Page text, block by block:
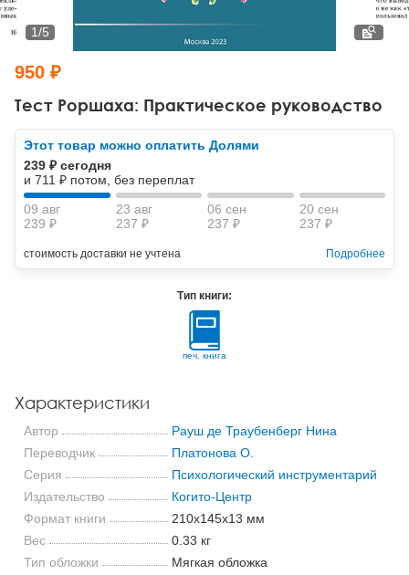
Тревожные расстройства, панические атаки
Психодрама
Другие направления психотерапии
Классический, эриксоновский гипноз и НЛП
НЛП
Психология труда и эргономика
Социальная психология
Социальная и организационная психология
Классический и юнгианский психоанализ
Тест Роршаха: Практическое руководство
1/5
950 ₽
Этот товар можно оплатить Долями
239 ₽ сегодня
и 711 ₽ потом, без переплат
09 авг
239 ₽
23 авг
237 ₽
06 сен
237 ₽
20 сен
237 ₽
стоимость доставки не учтена Подробнее
Тип книги:
печ. книга
Характеристики
Автор
Рауш де Траубенберг Нина
Переводчик
Платонова О.
Серия
Психологический инструментарий
Издательство
Когито-Центр
Формат книги
210x145x13 мм
Вес
0.33 кг
Тип обложки
Мягкая обложка